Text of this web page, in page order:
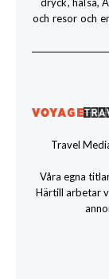
och resor och
Travel
Våra egna
Härtill arbetar